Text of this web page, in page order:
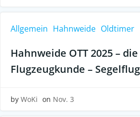
Allgemein Hahnweide Oldtimer
Hahnweide OTT 2025 –
Flugzeugkunde –
by WoKi on Nov. 3